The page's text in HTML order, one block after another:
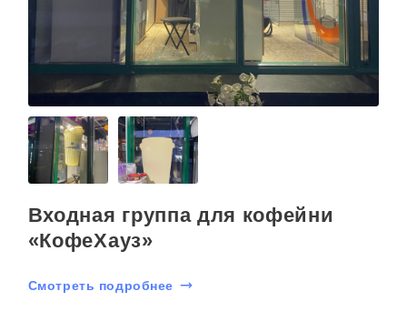
Входная группа для кофейни
«КофеХауз»
Смотреть подробнее